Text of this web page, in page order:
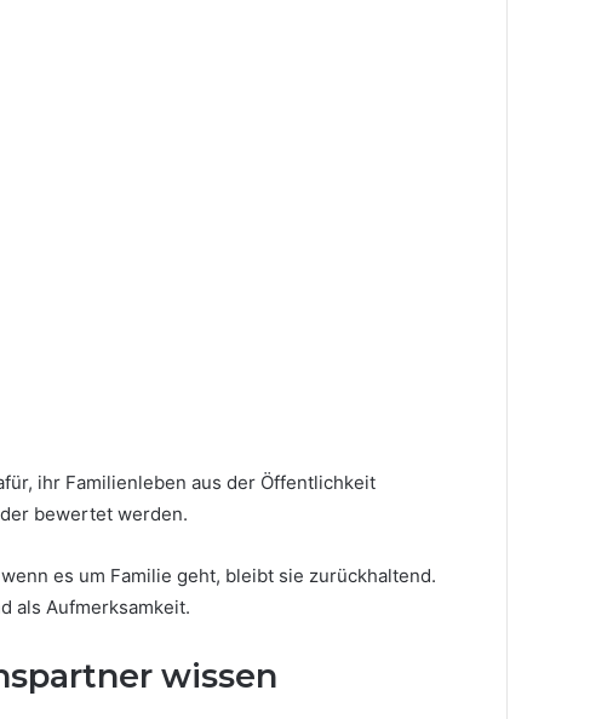
ihr Familienleben aus der Öffentlichkeit
bewertet werden.
es um Familie geht, bleibt sie zurückhaltend.
als Aufmerksamkeit.
wissen